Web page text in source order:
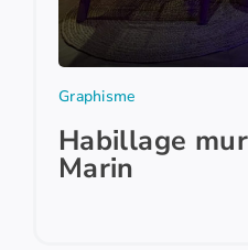
Graphisme
Habillage
Marin